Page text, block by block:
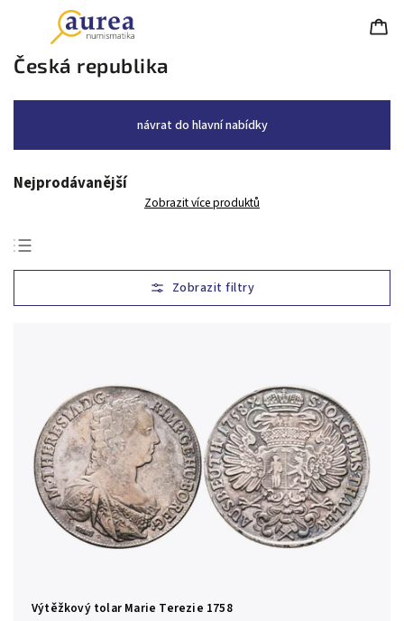
Česká republika
návrat do hlavní nabídky
Nejprodávanější
Zobrazit více produktů
Nejlevnější
Nejdražší
Chronologicky
Výtěžkový tolar Marie Terezie 1758